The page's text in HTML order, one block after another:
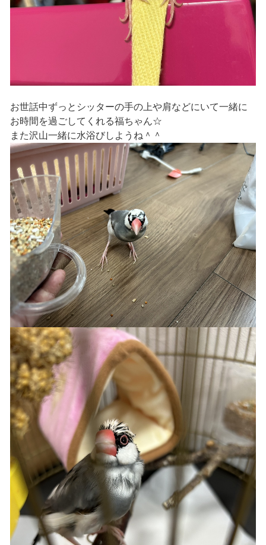
お世話中ずっとシッターの手の上や肩などにいて一緒に
お時間を過ごしてくれる福ちゃん☆
また沢山一緒に水浴びしようね＾＾